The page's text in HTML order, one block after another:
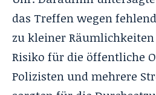
das Treffen wegen
zu kleiner
Risiko für die öffentliche
Polizisten und mehrere